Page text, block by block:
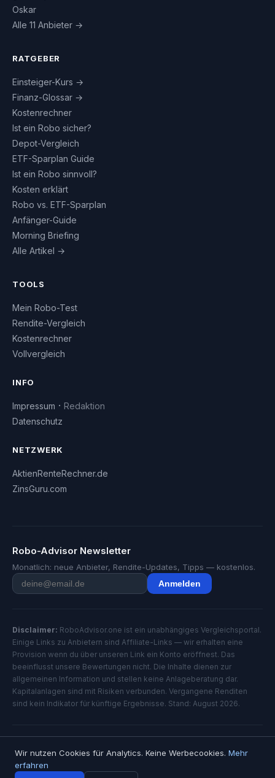
Oskar
Alle 11 Anbieter →
RATGEBER
Einsteiger-Kurs →
Finanz-Glossar →
Kostenrechner
Ist ein Robo sicher?
Depot-Vergleich
ETF-Sparplan Guide
Ist ein Robo sinnvoll?
Kosten erklärt
Robo vs. ETF-Sparplan
Anfänger-Guide
Morning Briefing
Alle Artikel →
TOOLS
Mein Robo-Test
Rendite-Vergleich
Kostenrechner
Vollvergleich
INFO
Impressum · Redaktion
Datenschutz
NETZWERK
AktienRenteRechner.de
ZinsGuru.com
Robo-Advisor Newsletter
Monatlich: neue Anbieter, Rendite-Updates, Tipps — kostenlos.
Anmelden
Disclaimer: RoboAdvisor.one ist ein unabhängiges Vergleichsportal.
Einige Links zu Anbietern sind Affiliate-Links — wir erhalten eine
Provision wenn du über unseren Link ein Konto eröffnest. Das
beeinflusst unsere Bewertungen nicht. Die Inhalte dienen zur
allgemeinen Information und stellen keine Anlageberatung dar.
Kapitalanlagen sind mit Risiken verbunden. Vergangene Renditen
sind kein Indikator für künftige Ergebnisse. Stand: August 2026.
ImpressumDatenschutz
Wir nutzen Cookies für Analytics. Keine Werbecookies. Mehr
erfahren